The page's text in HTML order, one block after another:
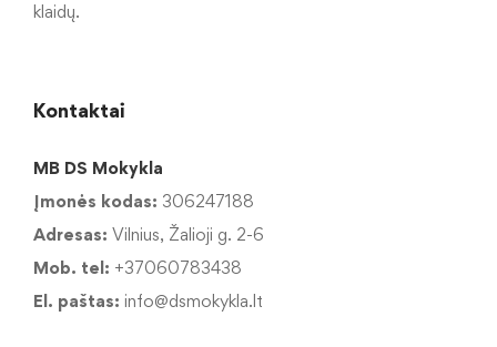
klaidų.
Kontaktai
MB DS Mokykla
Įmonės kodas: 306247188
Adresas: Vilnius, Žalioji g. 2-6
Mob. tel: +37060783438
El. paštas: info@dsmokykla.lt